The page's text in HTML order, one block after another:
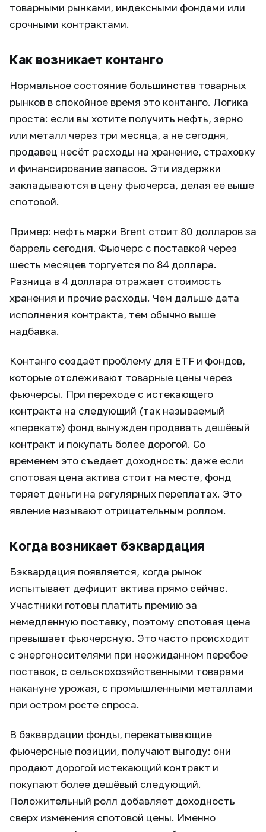
товарными рынками, индексными фондами или
срочными контрактами.
Как возникает контанго
Нормальное состояние большинства товарных
рынков в спокойное время это контанго. Логика
проста: если вы хотите получить нефть, зерно
или металл через три месяца, а не сегодня,
продавец несёт расходы на хранение, страховку
и финансирование запасов. Эти издержки
закладываются в цену фьючерса, делая её выше
спотовой.
Пример: нефть марки Brent стоит 80 долларов за
баррель сегодня. Фьючерс с поставкой через
шесть месяцев торгуется по 84 доллара.
Разница в 4 доллара отражает стоимость
хранения и прочие расходы. Чем дальше дата
исполнения контракта, тем обычно выше
надбавка.
Контанго создаёт проблему для ETF и фондов,
которые отслеживают товарные цены через
фьючерсы. При переходе с истекающего
контракта на следующий (так называемый
«перекат») фонд вынужден продавать дешёвый
контракт и покупать более дорогой. Со
временем это съедает доходность: даже если
спотовая цена актива стоит на месте, фонд
теряет деньги на регулярных переплатах. Это
явление называют отрицательным роллом.
Когда возникает бэквардация
Бэквардация появляется, когда рынок
испытывает дефицит актива прямо сейчас.
Участники готовы платить премию за
немедленную поставку, поэтому спотовая цена
превышает фьючерсную. Это часто происходит
с энергоносителями при неожиданном перебое
поставок, с сельскохозяйственными товарами
накануне урожая, с промышленными металлами
при остром росте спроса.
В бэквардации фонды, перекатывающие
фьючерсные позиции, получают выгоду: они
продают дорогой истекающий контракт и
покупают более дешёвый следующий.
Положительный ролл добавляет доходность
сверх изменения спотовой цены. Именно